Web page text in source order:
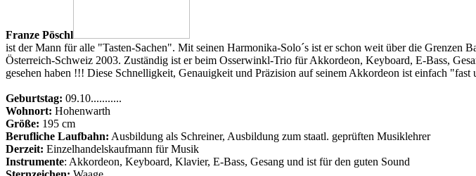
Franze Pöschl
ist der Mann für alle "Tasten-Sachen". Mit seinen Harmonika-Solo´s ist er schon weit über die Grenzen
Österreich-Schweiz 2003. Zuständig ist er beim Osserwinkl-Trio für Akkordeon, Keyboard, E-Bass,
gesehen haben !!! Diese Schnelligkeit, Genauigkeit und Präzision auf seinem Akkordeon ist einfach "fast
Geburtstag: 09.10...........
Wohnort: Hohenwarth
Größe: 195 cm
Berufliche Laufbahn: Ausbildung als Schreiner, Ausbildung zum staatl. geprüften Musiklehrer
Derzeit: Einzelhandelskaufmann für Musik
Instrumente: Akkordeon, Keyboard, Klavier, E-Bass, Gesang und ist für den guten Sound